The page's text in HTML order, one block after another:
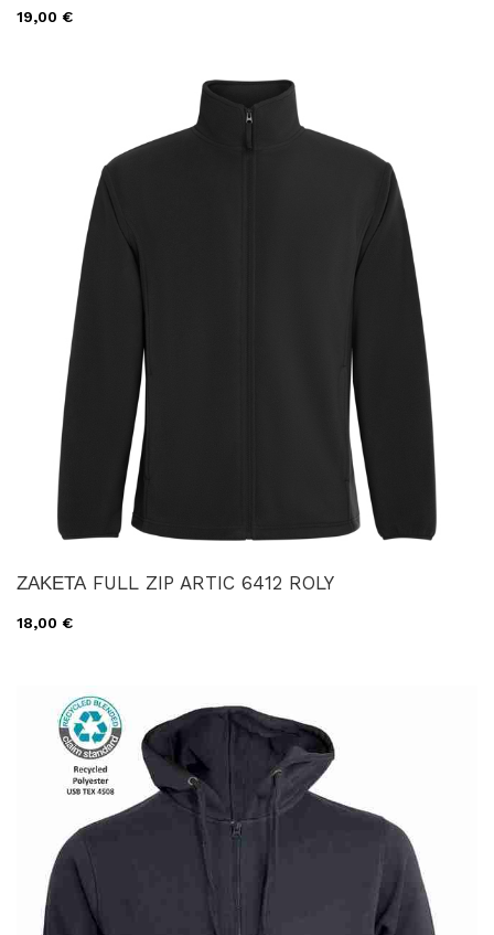
19,00 €
ΖΑΚΕΤΑ FULL ZIP ARTIC 6412 ROLY
18,00 €